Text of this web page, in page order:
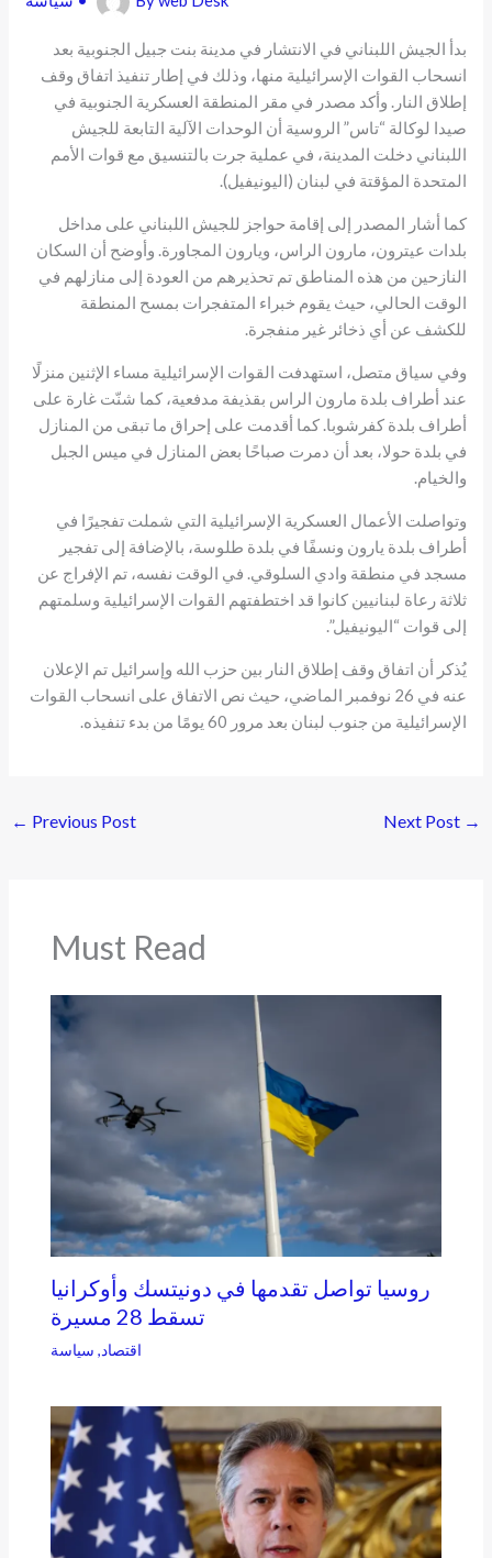
بدأ الجيش اللبناني في الانتشار في مدينة بنت جبيل الجنوبية بعد
انسحاب القوات الإسرائيلية منها، وذلك في إطار تنفيذ اتفاق وقف
إطلاق النار. وأكد مصدر في مقر المنطقة العسكرية الجنوبية في
صيدا لوكالة “تاس” الروسية أن الوحدات الآلية التابعة للجيش
اللبناني دخلت المدينة، في عملية جرت بالتنسيق مع قوات الأمم
المتحدة المؤقتة في لبنان (اليونيفيل).
كما أشار المصدر إلى إقامة حواجز للجيش اللبناني على مداخل
بلدات عيترون، مارون الراس، ويارون المجاورة. وأوضح أن السكان
النازحين من هذه المناطق تم تحذيرهم من العودة إلى منازلهم في
الوقت الحالي، حيث يقوم خبراء المتفجرات بمسح المنطقة
للكشف عن أي ذخائر غير منفجرة.
وفي سياق متصل، استهدفت القوات الإسرائيلية مساء الإثنين منزلًا
عند أطراف بلدة مارون الراس بقذيفة مدفعية، كما شنّت غارة على
أطراف بلدة كفرشوبا. كما أقدمت على إحراق ما تبقى من المنازل
في بلدة حولا، بعد أن دمرت صباحًا بعض المنازل في ميس الجبل
والخيام.
وتواصلت الأعمال العسكرية الإسرائيلية التي شملت تفجيرًا في
أطراف بلدة يارون ونسفًا في بلدة طلوسة، بالإضافة إلى تفجير
مسجد في منطقة وادي السلوقي. في الوقت نفسه، تم الإفراج عن
ثلاثة رعاة لبنانيين كانوا قد اختطفتهم القوات الإسرائيلية وسلمتهم
إلى قوات “اليونيفيل”.
يُذكر أن اتفاق وقف إطلاق النار بين حزب الله وإسرائيل تم الإعلان
عنه في 26 نوفمبر الماضي، حيث نص الاتفاق على انسحاب القوات
الإسرائيلية من جنوب لبنان بعد مرور 60 يومًا من بدء تنفيذه.
← Previous Post Next Post →
Must Read
روسيا تواصل تقدمها في دونيتسك وأوكرانيا
تسقط 28 مسيرة
اقتصاد, سياسة